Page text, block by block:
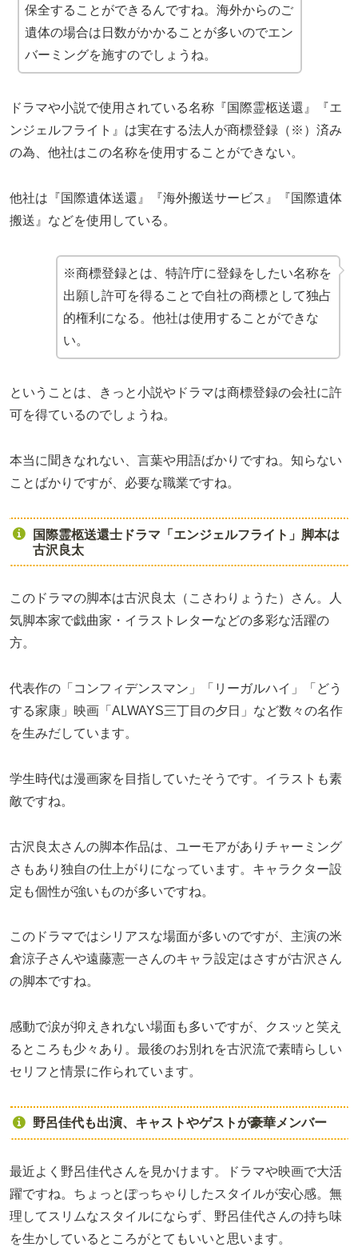
保全することができるんですね。海外からのご
遺体の場合は日数がかかることが多いのでエン
バーミングを施すのでしょうね。
ドラマや小説で使用されている名称『国際霊柩送還』『エ
ンジェルフライト』は実在する法人が商標登録（※）済み
の為、他社はこの名称を使用することができない。
他社は『国際遺体送還』『海外搬送サービス』『国際遺体
搬送』などを使用している。
※商標登録とは、特許庁に登録をしたい名称を
出願し許可を得ることで自社の商標として独占
的権利になる。他社は使用することができな
い。
ということは、きっと小説やドラマは商標登録の会社に許
可を得ているのでしょうね。
本当に聞きなれない、言葉や用語ばかりですね。知らない
ことばかりですが、必要な職業ですね。
国際霊柩送還士ドラマ「エンジェルフライト」脚本は
古沢良太
このドラマの脚本は古沢良太（こさわりょうた）さん。人
気脚本家で戯曲家・イラストレターなどの多彩な活躍の
方。
代表作の「コンフィデンスマン」「リーガルハイ」「どう
する家康」映画「ALWAYS三丁目の夕日」など数々の名作
を生みだしています。
学生時代は漫画家を目指していたそうです。イラストも素
敵ですね。
古沢良太さんの脚本作品は、ユーモアがありチャーミング
さもあり独自の仕上がりになっています。キャラクター設
定も個性が強いものが多いですね。
このドラマではシリアスな場面が多いのですが、主演の米
倉涼子さんや遠藤憲一さんのキャラ設定はさすが古沢さん
の脚本ですね。
感動で涙が抑えきれない場面も多いですが、クスッと笑え
るところも少々あり。最後のお別れを古沢流で素晴らしい
セリフと情景に作られています。
野呂佳代も出演、キャストやゲストが豪華メンバー
最近よく野呂佳代さんを見かけます。ドラマや映画で大活
躍ですね。ちょっとぽっちゃりしたスタイルが安心感。無
理してスリムなスタイルにならず、野呂佳代さんの持ち味
を生かしているところがとてもいいと思います。